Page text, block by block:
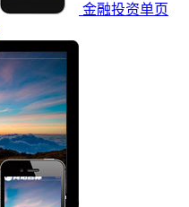
金融投资单页